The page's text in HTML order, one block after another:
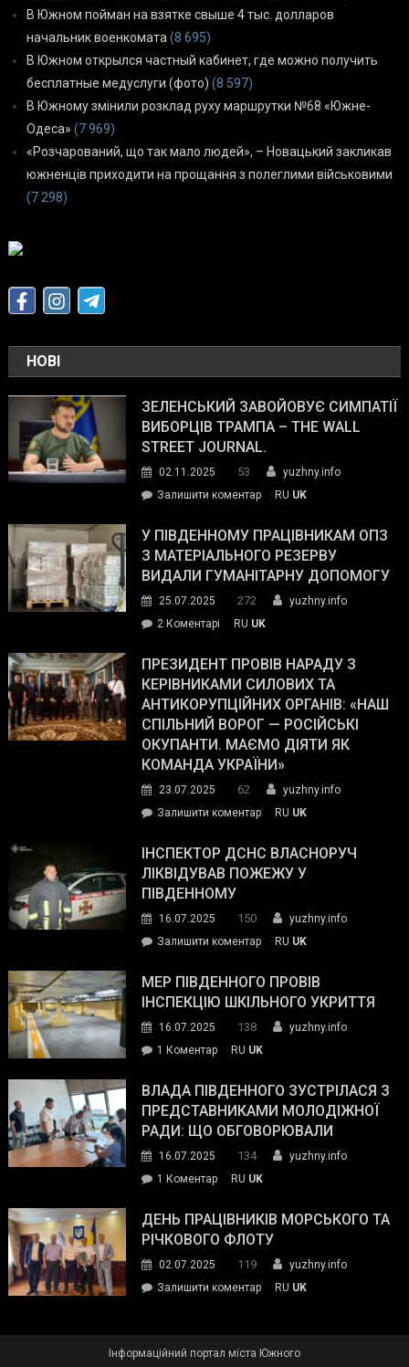
В Южном пойман на взятке свыше 4 тыс. долларов
начальник военкомата (8 695)
В Южном открылся частный кабинет, где можно получить
бесплатные медуслуги (фото) (8 597)
В Южному змінили розклад руху маршрутки №68 «Южне-
Одеса» (7 969)
«Розчарований, що так мало людей», – Новацький закликав
южненців приходити на прощання з полеглими військовими
(7 298)
НОВІ
ЗЕЛЕНСЬКИЙ ЗАВОЙОВУЄ СИМПАТІЇ
ВИБОРЦІВ ТРАМПА – THE WALL
STREET JOURNAL.
02.11.2025 53
yuzhny.info
Залишити коментарon
завойовує
симпатії
виборців
The
Street
Journal.
RU UK
У ПІВДЕННОМУ ПРАЦІВНИКАМ ОПЗ
З МАТЕРІАЛЬНОГО РЕЗЕРВУ
ВИДАЛИ ГУМАНІТАРНУ ДОПОМОГУ
25.07.2025 272
yuzhny.info
2 Коментарі
Південному
працівникам
ОПЗ
з
матеріального
резерву
гуманітарну
допомогу
RU UK
ПРЕЗИДЕНТ ПРОВІВ НАРАДУ З
КЕРІВНИКАМИ СИЛОВИХ ТА
АНТИКОРУПЦІЙНИХ ОРГАНІВ: «НАШ
СПІЛЬНИЙ ВОРОГ — РОСІЙСЬКІ
ОКУПАНТИ. МАЄМО ДІЯТИ ЯК
КОМАНДА УКРАЇНИ»
23.07.2025 62
yuzhny.info
Залишити коментарon
провів
нараду
силових
та
органів:
«Наш
спільний
окупанти.
Маємо
діяти
команда
RU UK
ІНСПЕКТОР ДСНС ВЛАСНОРУЧ
ЛІКВІДУВАВ ПОЖЕЖУ У
ПІВДЕННОМУ
16.07.2025 150
yuzhny.info
Залишити коментарon
ДСНС
власноруч
пожежу
у
RU UK
МЕР ПІВДЕННОГО ПРОВІВ
ІНСПЕКЦІЮ ШКІЛЬНОГО УКРИТТЯ
16.07.2025 138
yuzhny.info
1 Коментардо
Південного
провів
інспекцію
укриття
RU UK
ВЛАДА ПІВДЕННОГО ЗУСТРІЛАСЯ З
ПРЕДСТАВНИКАМИ МОЛОДІЖНОЇ
РАДИ: ЩО ОБГОВОРЮВАЛИ
16.07.2025 134
yuzhny.info
1 Коментардо
Південного
зустрілася
представниками
молодіжної
обговорювали
RU UK
ДЕНЬ ПРАЦІВНИКІВ МОРСЬКОГО ТА
РІЧКОВОГО ФЛОТУ
02.07.2025 119
yuzhny.info
Залишити коментарon
RU UK
Інформаційний портал міста Южного